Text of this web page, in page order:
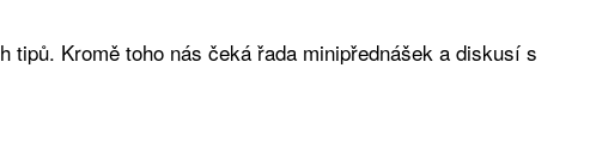
Kromě toho nás čeká řada minipřednášek a diskusí s